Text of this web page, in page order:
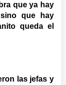
que ya hay
que hay
queda el
las jefas y